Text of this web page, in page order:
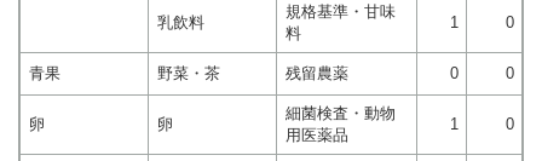
乳飲料
規格基準・甘味
料
1 0
青果 野菜・茶 残留農薬 0 0
卵 卵
細菌検査・動物
用医薬品
1 0